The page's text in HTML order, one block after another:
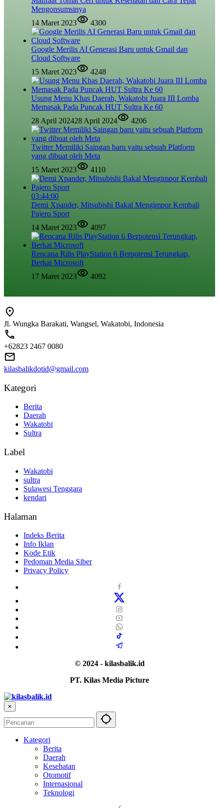
Mengonsumsinya
14 Maret 2023
4300
Google Merilis AI Generasi Baru untuk Gmail dan
Cloud Software
15 Maret 2023
4248
Usung Menu Khas Daerah, Wakatobi Juara III Lomba
Memasak Pada Puncak HUT Sultra Ke 60
28 April 202428 April 2024 4206
Twitter Memiliki Saingan baru yaitu sebuah Platform
yang dibuat oleh Meta
15 Maret 2023
4110
03:44:00
Demi Xpander, Mitsubishi Bakal Mengimpor Kembali
Pajero Sport
14 Maret 2023
4097
Rencana Rilis PlayStation 6 Berpotensi Terungkap,
Berkat Microsoft
17 Maret 2023
4092
Jl. Wungka Barakati, Wangsel, Wakatobi, Indonesia
+62823 2467 0080
kilasbalikdotid@gmail.com
Kategori
Berita
Daerah
Wakatobi
Sultra
Label
Wakatobi
sultra
Sulawesi Tenggara
kendari
Halaman
Indeks Berita
Info Iklan
Kode Etik
Pedoman Media Siber
Privacy Policy
© 2024 - kilasbalik.id
PT. Kilas Media Picture
×
Kategori
Berita
Daerah
Kesehatan
Otomotif
Internasional
Teknologi